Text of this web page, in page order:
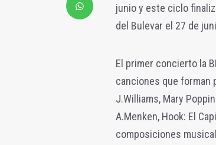
junio y este ciclo
del Bulevar el 27 de
El primer concierto la
canciones que forman
J.Williams, Mary
A.Menken, Hook: El
composiciones